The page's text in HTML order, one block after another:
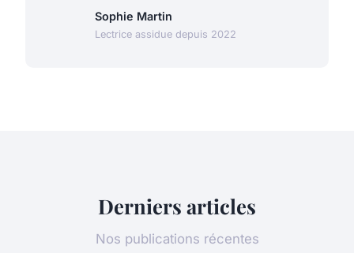
Sophie Martin
Lectrice assidue depuis 2022
Derniers articles
Nos publications récentes